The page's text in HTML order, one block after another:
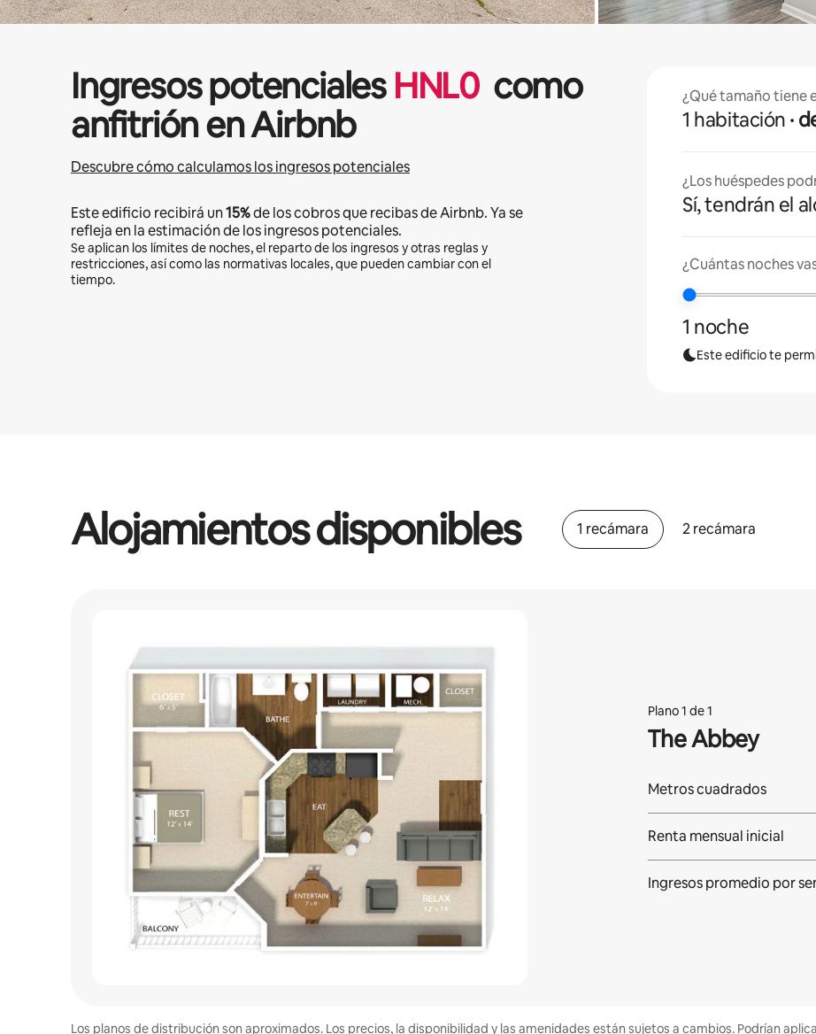
Ingresos potenciales HNL0 como
anfitrión en Airbnb
Descubre cómo calculamos los ingresos potenciales
Este edificio recibirá un15%de los cobros que recibas de Airbnb. Ya se
refleja en la estimación de los ingresos potenciales.
Se aplican los límites de noches, el reparto de los ingresos y otras reglas y
restricciones, así como las normativas locales, que pueden cambiar con el
tiempo.
¿Qué tamaño tiene
1 habitación ·
¿Los huéspedes
Sí, tendrán el
¿Cuántas noches
1 noche
Este edificio te
Alojamientos disponibles 1 recámara 2 recámara
Plano 1 de 1
The Abbey
Metros cuadrados
Renta mensual inicial
Ingresos promedio por
Los planos de distribución son aproximados. Los precios, la disponibilidad y las amenidades están sujetos a cambios. Podrían